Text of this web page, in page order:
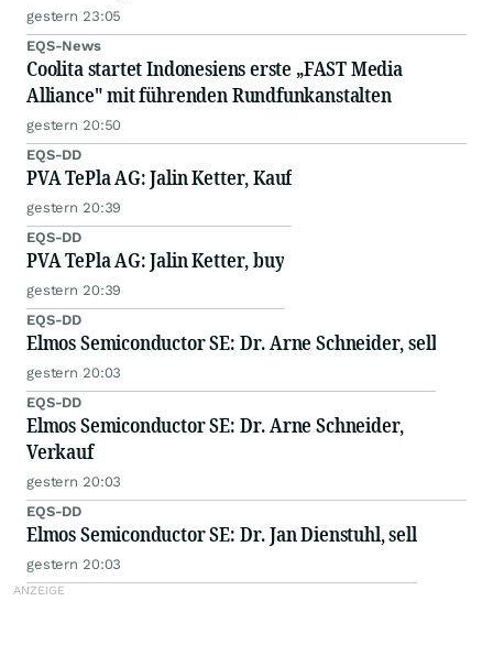
gestern 23:05
EQS-News
Coolita startet Indonesiens erste „FAST Media
Alliance" mit führenden Rundfunkanstalten
gestern 20:50
EQS-DD
PVA TePla AG: Jalin Ketter, Kauf
gestern 20:39
EQS-DD
PVA TePla AG: Jalin Ketter, buy
gestern 20:39
EQS-DD
Elmos Semiconductor SE: Dr. Arne Schneider, sell
gestern 20:03
EQS-DD
Elmos Semiconductor SE: Dr. Arne Schneider,
Verkauf
gestern 20:03
EQS-DD
Elmos Semiconductor SE: Dr. Jan Dienstuhl, sell
gestern 20:03